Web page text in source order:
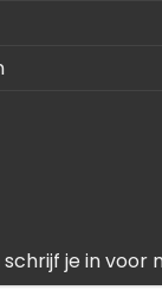
je in voor